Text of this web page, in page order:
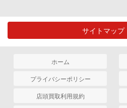
サイトマップ
ホーム
プライバシーポリシー
店頭買取利用規約